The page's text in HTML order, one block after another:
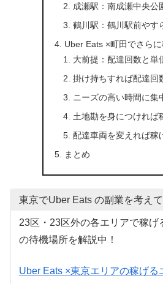
成瀬駅：南成瀬中央公
鶴川駅：鶴川駅前やす
Uber Eats ×町田でさら
大前提：配達回数と単
掛け持ちすれば配達回
ニーズの高い時間に集
土地勘を身につければ
配達車両を変えれば稼
まとめ
東京でUber Eats の副業を考え
23区・23区外の各エリアで稼げ
の待機場所を解説中！
Uber Eats ×東京エリアの稼げる